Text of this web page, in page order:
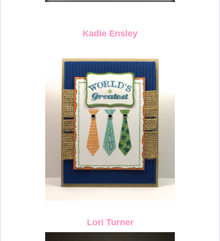
Kadie Ensley
Lori Turner